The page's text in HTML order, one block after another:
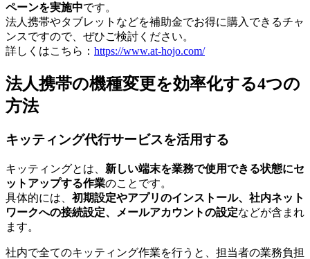
ペーンを実施中です。
法人携帯やタブレットなどを補助金でお得に購入できるチャ
ンスですので、ぜひご検討ください。
詳しくはこちら： https://www.at-hojo.com/
法人携帯の機種変更を効率化する4つの
方法
キッティング代行サービスを活用する
キッティングとは、 新しい端末を業務で使用できる状態にセ
ットアップする作業のことです。
具体的には、 初期設定やアプリのインストール、社内ネット
ワークへの接続設定、メールアカウントの設定などが含まれ
ます。
社内で全てのキッティング作業を行うと、担当者の業務負担